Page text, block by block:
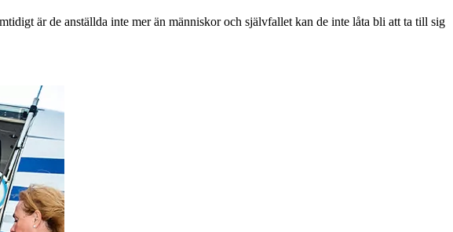
är de anställda inte mer än människor och självfallet kan de inte låta bli att ta till sig